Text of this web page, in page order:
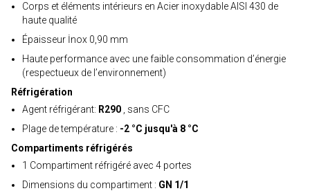
Corps et éléments intérieurs en Acier inoxydable AISI 430 de
haute qualité
Épaisseur İnox 0,90 mm
Haute performance avec une faible consommation d’énergie
(respectueux de l’environnement)
Réfrigération
Agent réfrigérant: R290
, sans CFC
Plage de température : -2 °C jusqu'à 8 °C
Compartiments réfrigérés
1 Compartiment réfrigéré avec 4 portes
Dimensions du compartiment : GN 1/1